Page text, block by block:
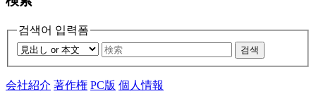
검색어 입력폼
검색
会社紹介 著作権 PC版 個人情報